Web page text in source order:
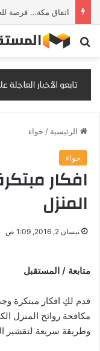
اتفاق مكة… فرصة
بحث عن
الرئيسية / حواء
حواء
افكار
المنزل
نيسان 2, 2016, 1:09 ص
متابعة / المستقبل
قدم لكِ افكار مبتكرة
مكافحة روائح المنزل
وطريقة سريعة لتقشير